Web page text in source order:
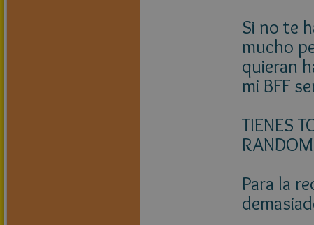
Si no te
mucho
quieran
mi BFF
TIENES
Para la